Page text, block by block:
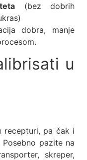
(bez dobrih
dobra, manje
u
recepturi, pa čak i
pazite na
skreper,